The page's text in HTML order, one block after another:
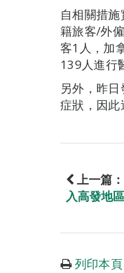
自相關措
籍旅客/外
客1人，加
139人進行
另外，昨
症狀，因此
上一篇：
入高發地
列印本頁